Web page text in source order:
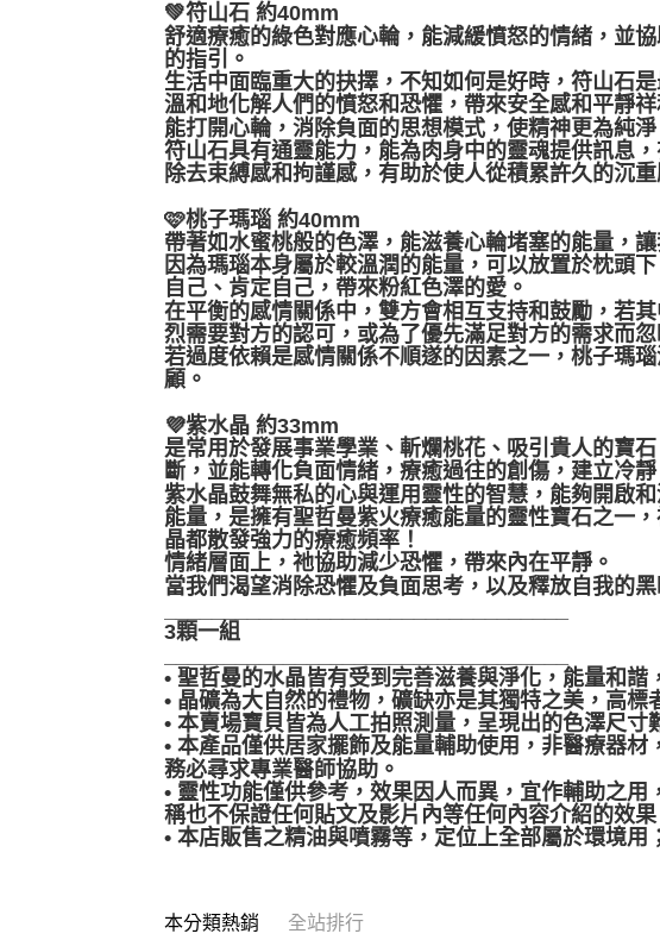
💚符山石 約40mm
舒適療癒的綠色對應心輪，能減緩憤怒的情緒，並
的指引。
生活中面臨重大的抉擇，不知如何是好時，符山石是
溫和地化解人們的憤怒和恐懼，帶來安全感和平靜祥
能打開心輪，消除負面的思想模式，使精神更為純淨
符山石具有通靈能力，能為肉身中的靈魂提供訊息
除去束縛感和拘謹感，有助於使人從積累許久的沉
🩷桃子瑪瑙 約40mm
帶著如水蜜桃般的色澤，能滋養心輪堵塞的能量，
因為瑪瑙本身屬於較溫潤的能量，可以放置於枕頭
自己、肯定自己，帶來粉紅色澤的愛。
在平衡的感情關係中，雙方會相互支持和鼓勵，若
烈需要對方的認可，或為了優先滿足對方的需求而忽
若過度依賴是感情關係不順遂的因素之一，桃子瑪
顧。
💜紫水晶 約33mm
是常用於發展事業學業、斬爛桃花、吸引貴人的寶
斷，並能轉化負面情緒，療癒過往的創傷，建立冷
紫水晶鼓舞無私的心與運用靈性的智慧，能夠開啟
能量，是擁有聖哲曼紫火療癒能量的靈性寶石之一
晶都散發強力的療癒頻率！
情緒層面上，祂協助減少恐懼，帶來內在平靜。
當我們渴望消除恐懼及負面思考，以及釋放自我的
3顆一組
• 聖哲曼的水晶皆有受到完善滋養與淨化，能量和諧
• 晶礦為大自然的禮物，礦缺亦是其獨特之美，高標
• 本賣場寶貝皆為人工拍照測量，呈現出的色澤尺寸
• 本產品僅供居家擺飾及能量輔助使用，非醫療器
務必尋求專業醫師協助。
• 靈性功能僅供參考，效果因人而異，宜作輔助之
稱也不保證任何貼文及影片內等任何內容介紹的效果
• 本店販售之精油與噴霧等，定位上全部屬於環境
本分類熱銷 全站排行